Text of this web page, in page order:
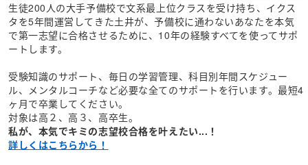
生徒200人の大手予備校で文系最上位クラスを受け持ち、イクス
タを5年間運営してきた土井が、予備校に通わないあなたを本気
で第一志望に合格させるために、10年の経験すべてを使ってサポ
ートします。
受験知識のサポート、毎日の学習管理、科目別年間スケジュー
ル、メンタルコーチなど必要な全てのサポートを行います。最短4
ヶ月で卒業してください。
対象は高２、高３、高卒生。
私が、本気でキミの志望校合格を叶えたい...！
詳しくはこちらから！